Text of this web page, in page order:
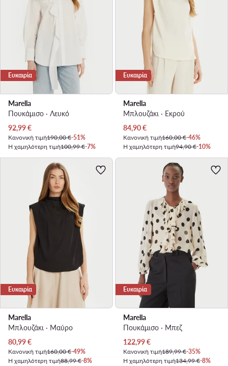
Ευκαιρία
Marella
Πουκάμισο · Λευκό
Τρέχουσα τιμή
92,99€
Κανονική τιμή190,00 €-51%
Η χαμηλότερη τιμή100,99 €-7%
Ευκαιρία
Marella
Μπλουζάκι · Εκρού
Τρέχουσα τιμή
84,90€
Κανονική τιμή160,00 €-46%
Η χαμηλότερη τιμή94,90 €-10%
Ευκαιρία
Marella
Μπλουζάκι · Μαύρο
Τρέχουσα τιμή
80,99€
Κανονική τιμή160,00 €-49%
Η χαμηλότερη τιμή88,99 €-8%
Ευκαιρία
Marella
Πουκάμισο · Μπεζ
Τρέχουσα τιμή
122,99€
Κανονική τιμή189,99 €-35%
Η χαμηλότερη τιμή134,99 €-8%